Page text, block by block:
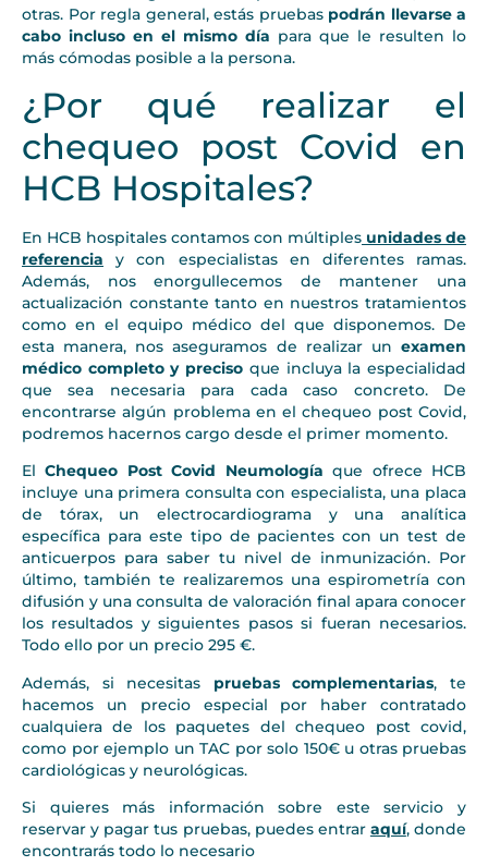
otras. Por regla general, estás pruebas podrán llevarse a
cabo incluso en el mismo día para que le resulten lo
más cómodas posible a la persona.
¿Por qué realizar el
chequeo post Covid en
HCB Hospitales?
En HCB hospitales contamos con múltiples unidades de
referencia y con especialistas en diferentes ramas.
Además, nos enorgullecemos de mantener una
actualización constante tanto en nuestros tratamientos
como en el equipo médico del que disponemos. De
esta manera, nos aseguramos de realizar un examen
médico completo y preciso que incluya la especialidad
que sea necesaria para cada caso concreto. De
encontrarse algún problema en el chequeo post Covid,
podremos hacernos cargo desde el primer momento.
ElChequeo Post Covid Neumología que ofrece HCB
incluye una primera consulta con especialista, una placa
de tórax, un electrocardiograma y una analítica
específica para este tipo de pacientes con un test de
anticuerpos para saber tu nivel de inmunización. Por
último, también te realizaremos una espirometría con
difusión y una consulta de valoración final apara conocer
los resultados y siguientes pasos si fueran necesarios.
Todo ello por un precio 295 €.
Además, si necesitas pruebas complementarias, te
hacemos un precio especial por haber contratado
cualquiera de los paquetes del chequeo post covid,
como por ejemplo un TAC por solo 150€ u otras pruebas
cardiológicas y neurológicas.
Si quieres más información sobre este servicio y
reservar y pagar tus pruebas, puedes entrar aquí, donde
encontrarás todo lo necesario